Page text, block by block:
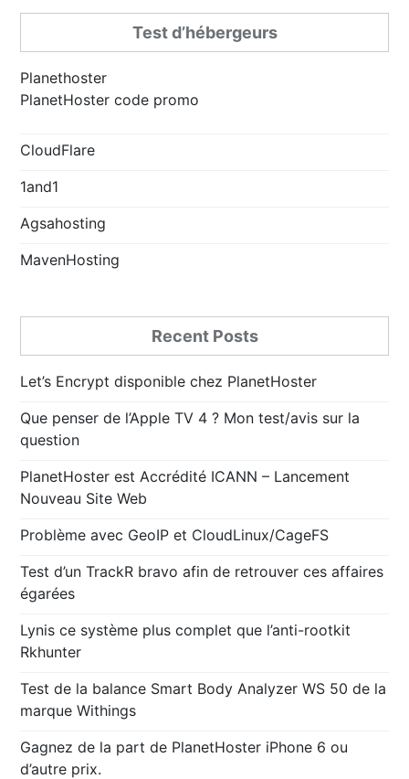
Test d’hébergeurs
Planethoster
PlanetHoster code promo
CloudFlare
1and1
Agsahosting
MavenHosting
Recent Posts
Let’s Encrypt disponible chez PlanetHoster
Que penser de l’Apple TV 4 ? Mon test/avis sur la
question
PlanetHoster est Accrédité ICANN – Lancement
Nouveau Site Web
Problème avec GeoIP et CloudLinux/CageFS
Test d’un TrackR bravo afin de retrouver ces affaires
égarées
Lynis ce système plus complet que l’anti-rootkit
Rkhunter
Test de la balance Smart Body Analyzer WS 50 de la
marque Withings
Gagnez de la part de PlanetHoster iPhone 6 ou
d’autre prix.